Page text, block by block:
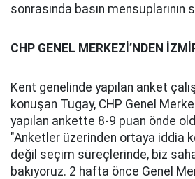
sonrasında basın mensuplarının
CHP GENEL MERKEZİ’NDEN
Kent genelinde yapılan anket
konuşan Tugay, CHP Genel
yapılan ankette 8-9 puan önde
"Anketler üzerinden ortaya iddia
değil seçim süreçlerinde, biz
bakıyoruz. 2 hafta önce Genel